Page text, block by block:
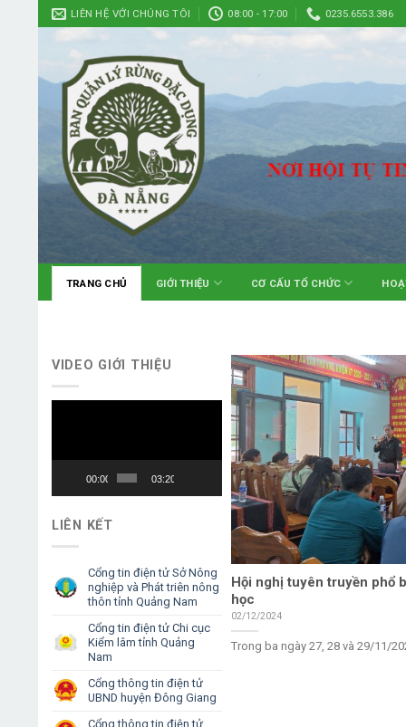
Skip
to
content
LIÊN HỆ VỚI CHÚNG TÔI 08:00 - 17:00 0235.6553.386
TRANG CHỦ GIỚI THIỆU CƠ CẤU TỔ CHỨC
VIDEO GIỚI THIỆU
00:00 03:20
LIÊN KẾT
Cổng tin điện tử Sở Nông
nghiệp và Phát triên nông
thôn tỉnh Quảng Nam
Cổng tin điện tử Chi cục
Kiểm lâm tỉnh Quảng
Nam
Cổng thông tin điện tử
UBND huyện Đông Giang
Cổng thông tin điện tử
Hội nghị tuyên truyền phổ
học
02/12/2024
Trong ba ngày 27, 28 và 29/11/